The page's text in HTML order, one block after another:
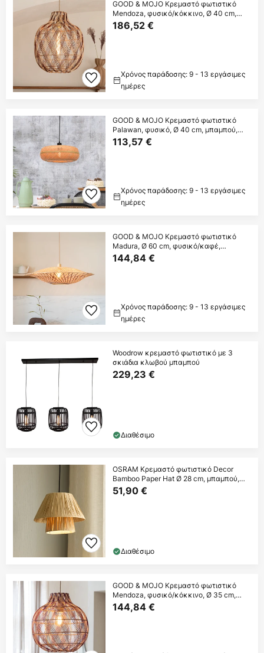
GOOD & MOJO Κρεμαστό φωτιστικό
Mendoza, φυσικό/κόκκινο, Ø 40 cm,
μπαμπού
186,52 €
Χρόνος παράδοσης: 9 - 13 εργάσιμες
ημέρες
GOOD & MOJO Κρεμαστό φωτιστικό
Palawan, φυσικό, Ø 40 cm, μπαμπού,
E27
113,57 €
Χρόνος παράδοσης: 9 - 13 εργάσιμες
ημέρες
GOOD & MOJO Κρεμαστό φωτιστικό
Madura, Ø 60 cm, φυσικό/καφέ,
μπαμπού
144,84 €
Χρόνος παράδοσης: 9 - 13 εργάσιμες
ημέρες
Woodrow κρεμαστό φωτιστικό με 3
σκιάδια κλωβού μπαμπού
229,23 €
Διαθέσιμο
OSRAM Κρεμαστό φωτιστικό Decor
Bamboo Paper Hat Ø 28 cm, μπαμπού,
E27
51,90 €
Διαθέσιμο
GOOD & MOJO Κρεμαστό φωτιστικό
Mendoza, φυσικό/κόκκινο, Ø 35 cm,
μπαμπού
144,84 €